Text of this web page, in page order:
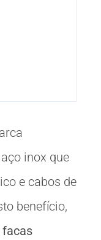
inox que
e cabos de
benefício,
facas